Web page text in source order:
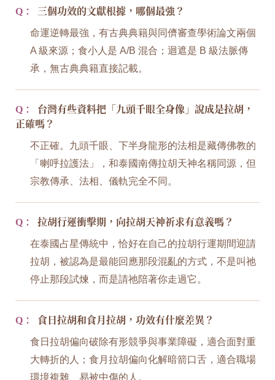
Q： 三個功效的文獻根據，哪個最強？
命運逆轉最強，有古典典籍與同儕審查學術論文兩個
A 級來源；食小人是 A/B 混合；迴遮是 B 級法脈傳
承，無古典典籍直接記載。
Q：
台灣有些資料把「九頭千眼全身像」說成是拉胡，
正確嗎？
不正確。九頭千眼、下半身龍形的法相是藏傳佛教的
「喇呼拉護法」，和泰國南傳拉胡天神名稱同源，但
宗教傳承、法相、儀軌完全不同。
Q： 拉胡行運衝擊期，向拉胡天神祈求有意義嗎？
在泰國占星傳統中，恰好在自己的拉胡行運期間迎請
拉胡，被認為是最能回應那段混亂的方式，不是叫祂
停止那段試煉，而是請祂陪著你走過它。
Q： 食日拉胡和食月拉胡，功效有什麼差異？
食日拉胡偏向破除有形競爭與事業障礙，適合面對重
大轉折的人；食月拉胡偏向化解暗箭口舌，適合職場
環境複雜、易被中傷的人。